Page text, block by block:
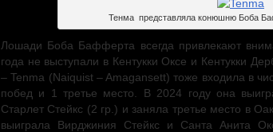
Тенма представляла конюшню Боба
Лошади Боба Бафферта всегда привлекают
года не выступали в Кентукки Оксе и Кентукки
– Tenma (Naiquist – Amagansett) тоже входила в
побед и 1 третье место. В 2024 году она
Старлет Стейкс (2 гр.) и заняла третье место в
выиграла Вирджиния Стейкс и Санта Анита